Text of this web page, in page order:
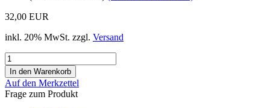
32,00 EUR
inkl. 20% MwSt. zzgl. Versand
Auf den Merkzettel
Frage zum Produkt